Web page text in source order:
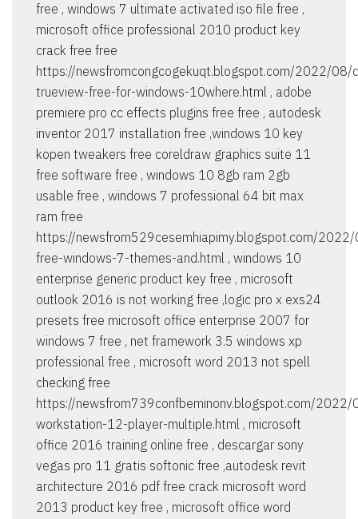
free , windows 7 ultimate activated iso file free ,
microsoft office professional 2010 product key
crack free free
https://newsfromcongcogekuqt.blogspot.com/2022/08/
trueview-free-for-windows-10where.html , adobe
premiere pro cc effects plugins free free , autodesk
inventor 2017 installation free ,windows 10 key
kopen tweakers free coreldraw graphics suite 11
free software free , windows 10 8gb ram 2gb
usable free , windows 7 professional 64 bit max
ram free
https://newsfrom529cesemhiapimy.blogspot.com/
free-windows-7-themes-and.html , windows 10
enterprise generic product key free , microsoft
outlook 2016 is not working free ,logic pro x exs24
presets free microsoft office enterprise 2007 for
windows 7 free , net framework 3.5 windows xp
professional free , microsoft word 2013 not spell
checking free
https://newsfrom739confbeminonv.blogspot.com/
workstation-12-player-multiple.html , microsoft
office 2016 training online free , descargar sony
vegas pro 11 gratis softonic free ,autodesk revit
architecture 2016 pdf free crack microsoft word
2013 product key free , microsoft office word